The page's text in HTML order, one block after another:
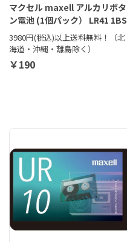
マクセル maxell アルカリボタ
ン電池 (1個パック） LR41 1BS
3980円(税込)以上送料無料！（北
海道・沖縄・離島除く）
￥190